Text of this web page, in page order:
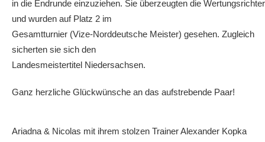
in die Endrunde einzuziehen. Sie überzeugten die Wertungsrichter
und wurden auf Platz 2 im
Gesamtturnier (Vize-Norddeutsche Meister) gesehen. Zugleich
sicherten sie sich den
Landesmeistertitel Niedersachsen.
Ganz herzliche Glückwünsche an das aufstrebende Paar!
Ariadna & Nicolas mit ihrem stolzen Trainer Alexander Kopka